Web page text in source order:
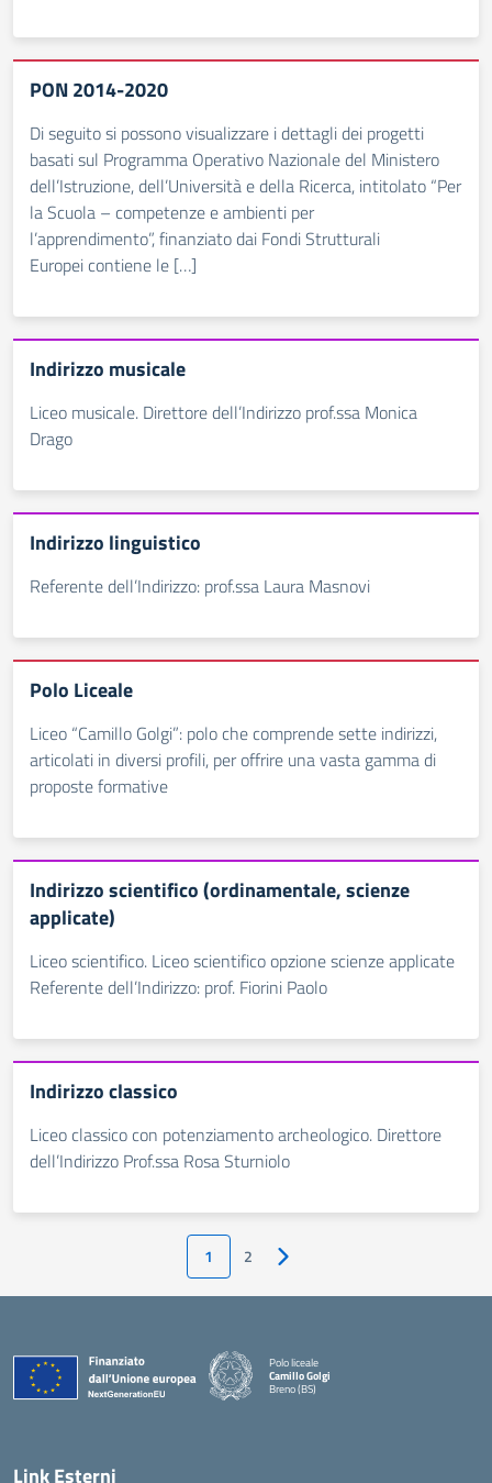
PON 2014-2020
Di seguito si possono visualizzare i dettagli dei progetti
basati sul Programma Operativo Nazionale del Ministero
dell’Istruzione, dell’Università e della Ricerca, intitolato “Per
la Scuola – competenze e ambienti per
l’apprendimento”, finanziato dai Fondi Strutturali
Europei contiene le […]
Indirizzo musicale
Liceo musicale. Direttore dell’Indirizzo prof.ssa Monica
Drago
Indirizzo linguistico
Referente dell’Indirizzo: prof.ssa Laura Masnovi
Polo Liceale
Liceo “Camillo Golgi”: polo che comprende sette indirizzi,
articolati in diversi profili, per offrire una vasta gamma di
proposte formative
Indirizzo scientifico (ordinamentale, scienze
applicate)
Liceo scientifico. Liceo scientifico opzione scienze applicate
Referente dell’Indirizzo: prof. Fiorini Paolo
Indirizzo classico
Liceo classico con potenziamento archeologico. Direttore
dell’Indirizzo Prof.ssa Rosa Sturniolo
1 2 Pagina successiva
Polo liceale
Camillo Golgi
Breno (BS)
Link Esterni